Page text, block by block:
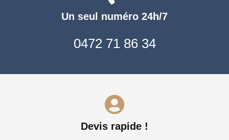
Un seul numéro 24h/7
0472 71 86 34
Devis rapide !